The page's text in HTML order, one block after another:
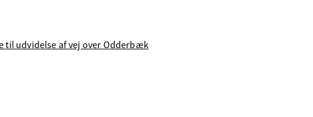
til udvidelse af vej over Odderbæk